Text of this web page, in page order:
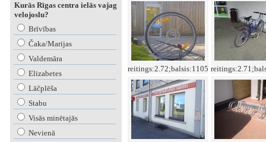
Kurās Rīgas centra ielās vajag
velojoslu?
Brīvības
Čaka/Marijas
Valdemāra
Elizabetes
Lāčplēša
Stabu
Visās minētajās
Nevienā
reitings:2.72;balsis:1105